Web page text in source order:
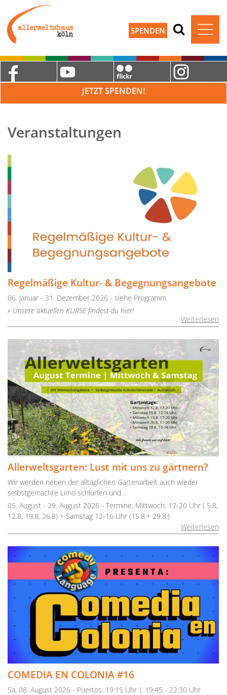
SPENDEN
JETZT SPENDEN!
Veranstaltungen
Regelmäßige Kultur- & Begegnungsangebote
06. Januar - 31. Dezember 2026 - siehe Programm
» Unsere aktuellen KURSE findest du hier!
Weiterlesen
Allerweltsgarten: Lust mit uns zu gärtnern?
Wir werden neben der alltäglichen Gartenarbeit auch wieder
selbstgemachte Limo schlürfen und…
05. August - 29. August 2026 - Termine: Mittwoch, 17-20 Uhr ( 5.8,
12.8, 19.8, 26.8) + Samstag 12-16 Uhr (15.8.+ 29.8.)
Weiterlesen
COMEDIA EN COLONIA #16
Sa, 08. August 2026 - Puertos: 19:15 Uhr | 19:45 - 22:30 Uhr